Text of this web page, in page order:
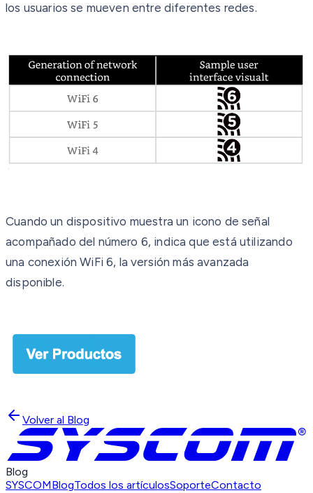
los usuarios se mueven entre diferentes redes.
Cuando un dispositivo muestra un icono de señal
acompañado del número 6, indica que está utilizando
una conexión WiFi 6, la versión más avanzada
disponible.
Volver al Blog
Blog
SYSCOMBlogTodos los artículosSoporteContacto